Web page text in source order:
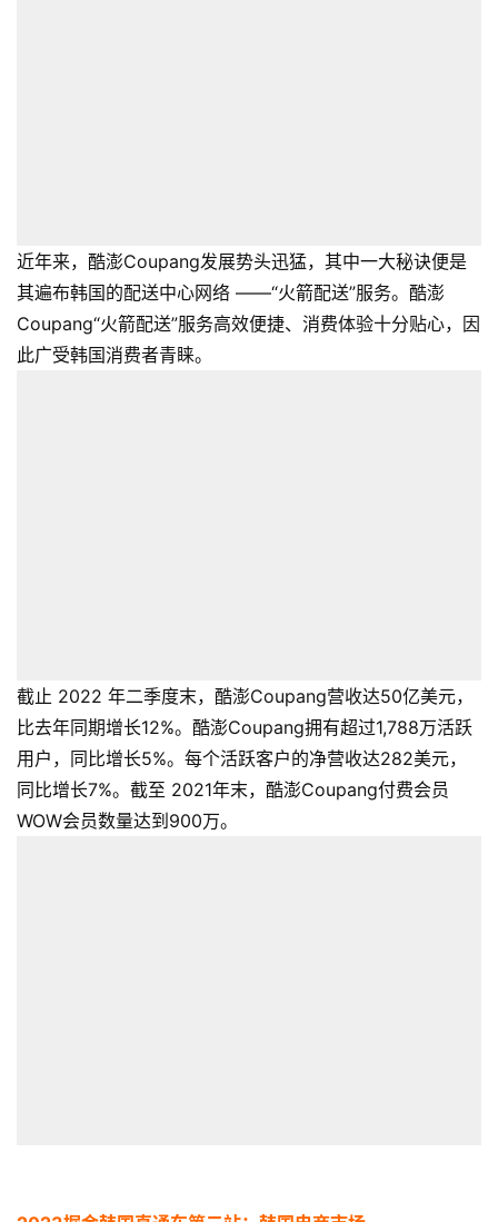
近年来，酷澎Coupang发展势头迅猛，其中一大秘诀便是
其遍布韩国的配送中心网络 ——“火箭配送”服务。酷澎
Coupang“火箭配送”服务高效便捷、消费体验十分贴心，因
此广受韩国消费者青睐。
截止 2022 年二季度末，酷澎Coupang营收达50亿美元，
比去年同期增长12%。酷澎Coupang拥有超过1,788万活跃
用户，同比增长5%。每个活跃客户的净营收达282美元，
同比增长7%。截至 2021年末，酷澎Coupang付费会员
WOW会员数量达到900万。